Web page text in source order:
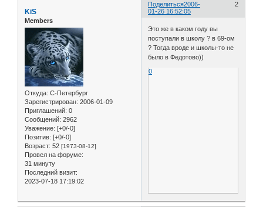
Поделиться 2
2006-
01-26 16:52:05
KiS
Members
Откуда: С-Петербург
Зарегистрирован: 2006-01-09
Приглашений: 0
Сообщений: 2962
Уважение: [+0/-0]
Позитив: [+0/-0]
Возраст: 52 [1973-08-12]
Провел на форуме:
31 минуту
Последний визит:
2023-07-18 17:19:02
Это же в каком году вы
поступали в школу ? в 69-ом
? Тогда вроде и школы-то не
было в Федотово))
0